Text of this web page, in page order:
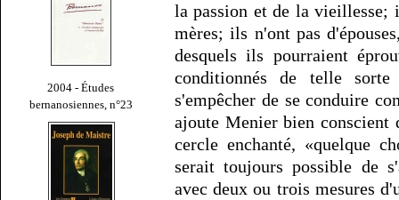
2004 - Études
bernanosiennes, n°23
la passion et de la vieillesse;
mères; ils n'ont pas
desquels ils pourraient
conditionnés de telle
s'empêcher de se conduire
ajoute Menier bien
cercle enchanté, «quelque
serait toujours possible de
avec deux ou trois mesures